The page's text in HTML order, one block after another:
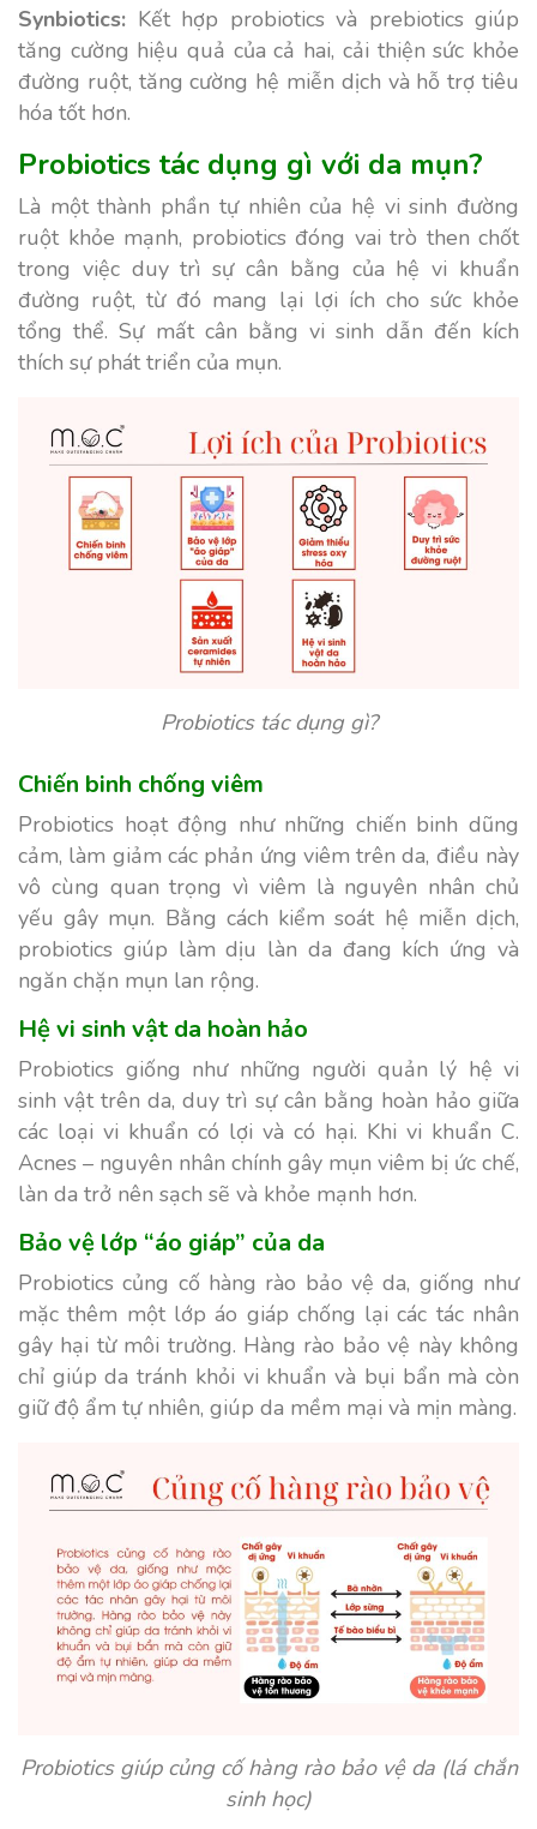
Synbiotics: Kết hợp probiotics và prebiotics giúp
tăng cường hiệu quả của cả hai, cải thiện sức khỏe
đường ruột, tăng cường hệ miễn dịch và hỗ trợ tiêu
hóa tốt hơn.
Probiotics tác dụng gì với da mụn?
Là một thành phần tự nhiên của hệ vi sinh đường
ruột khỏe mạnh, probiotics đóng vai trò then chốt
trong việc duy trì sự cân bằng của hệ vi khuẩn
đường ruột, từ đó mang lại lợi ích cho sức khỏe
tổng thể. Sự mất cân bằng vi sinh dẫn đến kích
thích sự phát triển của mụn.
Probiotics tác dụng gì?
Chiến binh chống viêm
Probiotics hoạt động như những chiến binh dũng
cảm, làm giảm các phản ứng viêm trên da, điều này
vô cùng quan trọng vì viêm là nguyên nhân chủ
yếu gây mụn. Bằng cách kiểm soát hệ miễn dịch,
probiotics giúp làm dịu làn da đang kích ứng và
ngăn chặn mụn lan rộng.
Hệ vi sinh vật da hoàn hảo
Probiotics giống như những người quản lý hệ vi
sinh vật trên da, duy trì sự cân bằng hoàn hảo giữa
các loại vi khuẩn có lợi và có hại. Khi vi khuẩn C.
Acnes – nguyên nhân chính gây mụn viêm bị ức chế,
làn da trở nên sạch sẽ và khỏe mạnh hơn.
Bảo vệ lớp “áo giáp” của da
Probiotics củng cố hàng rào bảo vệ da, giống như
mặc thêm một lớp áo giáp chống lại các tác nhân
gây hại từ môi trường. Hàng rào bảo vệ này không
chỉ giúp da tránh khỏi vi khuẩn và bụi bẩn mà còn
giữ độ ẩm tự nhiên, giúp da mềm mại và mịn màng.
Probiotics giúp củng cố hàng rào bảo vệ da (lá chắn
sinh học)